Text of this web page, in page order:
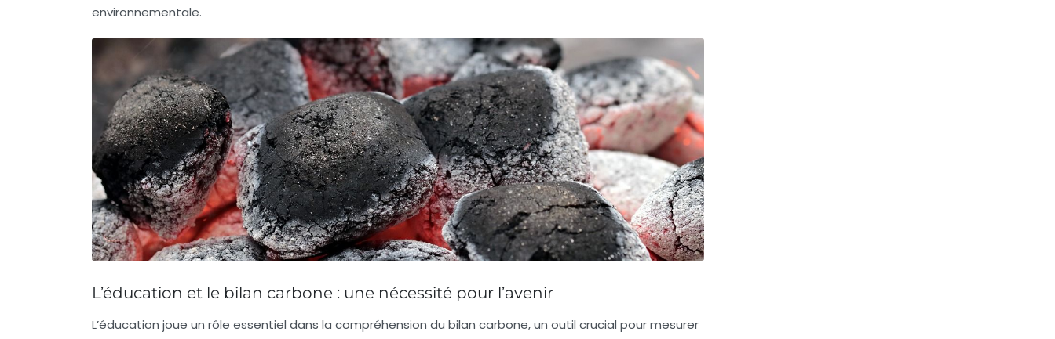
environnementale.
L’éducation et le bilan carbone : une nécessité pour l’avenir
L’éducation joue un rôle essentiel dans la compréhension du bilan carbone, un outil crucial pour mesurer